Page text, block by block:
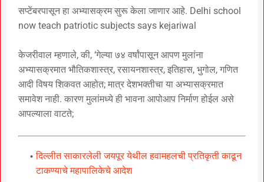
सप्टेंबरपासून हा अभ्यासक्रम सुरू केला जाणार आहे. Delhi school
now teach patriotic subjects says kejariwal
केजरीवाल म्हणाले, की, ‘गेल्या ७४ वर्षांपासून आपण मुलांना
अभ्यासक्रमात भौतिकशास्त्र, रसायनशास्त्र, इतिहास, भुगोल, गणित
आदी विषय शिकवत आहोत; मात्र देशभक्तीचा या अभ्यासक्रमात
समावेश नाही. कारण मुलांमध्ये ही भावना आपोआप निर्माण होईल असे
आपल्याला वाटते;
दिल्लीत साकारलेली जयपूर येथील हवामहलची प्रतिकृती काढून
टाकण्याचे महापालिकेचे आदेश